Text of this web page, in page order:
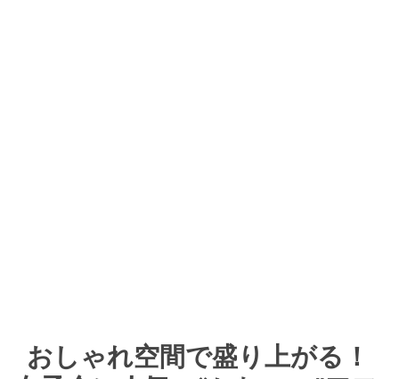
おしゃれ空間で盛り上がる！